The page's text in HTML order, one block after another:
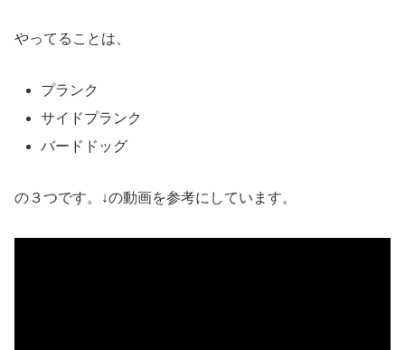
やってることは、
プランク
サイドプランク
バードドッグ
の３つです。↓の動画を参考にしています。